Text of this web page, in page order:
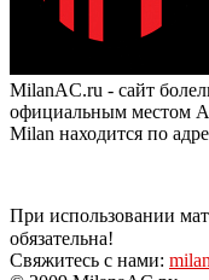
MilanAC.ru - сайт
официальным местом
Milan находится по
При использовании
обязательна!
Свяжитесь с нами: